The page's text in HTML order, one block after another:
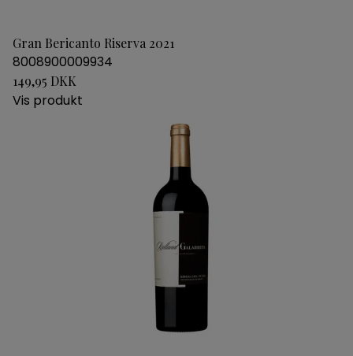
Gran Bericanto Riserva 2021
8008900009934
149,95 DKK
Vis produkt